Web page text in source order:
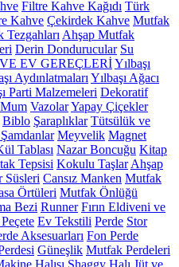
Filtre Kahve Kağıdı Türk
Kahve Çekirdek Kahve Mutfak
Ahşap Mutfak
Derin Dondurucular Su
EV GEREÇLERİYılbaşı
Aydınlatmaları Yılbaşı Ağacı
Parti Malzemeleri Dekoratif
Mum VazolarYapay Çiçekler
Biblo Şaraplıklar Tütsülük ve
Meyvelik Magnet
Tablası Nazar Boncuğu Kitap
Tepsisi Kokulu Taşlar Ahşap
Süsleri Cansız Manken Mutfak
Örtüleri Mutfak Önlüğü
Bezi Runner Fırın Eldiveni ve
Ev Tekstili Perde Stor
Aksesuarları Fon Perde
Güneşlik Mutfak Perdeleri
Halısı Shaggy Halı Jüt ve